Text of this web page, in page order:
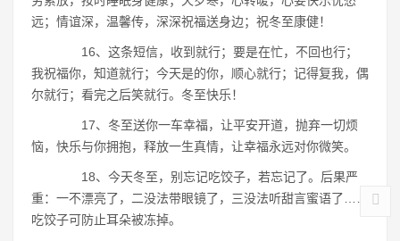
远；情谊深，温馨传，深深祝福送身边；祝冬至康健！
16、这条短信，收到就行；要是在忙，不回也行；
我祝福你，知道就行；今天是的你，顺心就行；记得复我，偶
尔就行；看完之后笑就行。冬至快乐！
17、冬至送你一车幸福，让平安开道，抛弃一切烦
恼，快乐与你拥抱，释放一生真情，让幸福永远对你微笑。
18、今天冬至，别忘记吃饺子，若忘记了。后果严
重：一不漂亮了，二没法带眼镜了，三没法听甜言蜜语了……
吃饺子可防止耳朵被冻掉。